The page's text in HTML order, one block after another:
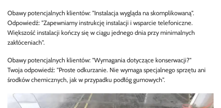
Obawy potencjalnych klientów: "Instalacja wygląda na skomplikowaną".
Odpowiedź: "Zapewniamy instrukcję instalacji i wsparcie telefoniczne.
Większość instalacji kończy się w ciągu jednego dnia przy minimalnych
zakłóceniach".
Obawy potencjalnych klientów: "Wymagania dotyczące konserwacji?"
Twoja odpowiedź: "Proste odkurzanie. Nie wymaga specjalnego sprzętu ani
środków chemicznych, jak w przypadku podłóg gumowych".